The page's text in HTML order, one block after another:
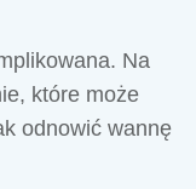
Na
które może
odnowić wannę